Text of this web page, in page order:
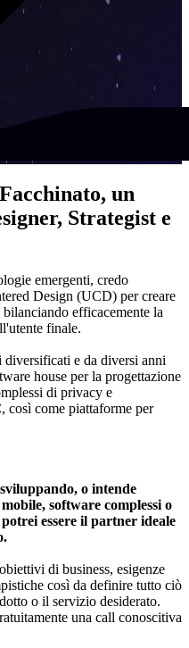
un
Strategist e
emergenti, credo
Design (UCD) per creare
efficacemente la
finale.
diversificati e da diversi anni
house per la progettazione
di privacy e
così come piattaforme per
o intende
software complessi o
essere il partner ideale
di business, esigenze
così da definire tutto ciò
o il servizio desiderato.
una call conoscitiva